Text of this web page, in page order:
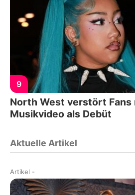
9
North West verstört
Musikvideo als Debüt
Aktuelle Artikel
Artikel -